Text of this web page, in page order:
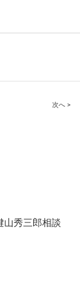
次へ >
山秀三郎相談